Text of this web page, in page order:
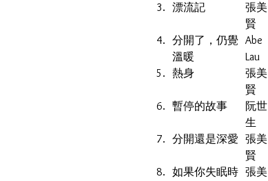
3. 漂流記
張美
賢
4. 分開了，仍覺
溫暖
Abe
Lau
5. 熱身
張美
賢
6. 暫停的故事
阮世
生
7. 分開還是深愛 張美
賢
8. 如果你失眠時 張美